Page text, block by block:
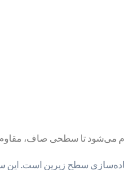
تا سطحی صاف، مقاوم
سطح زیرین است. این